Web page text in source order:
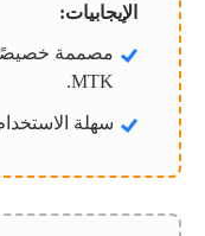
الإيجابيات:
MTK.
سهلة